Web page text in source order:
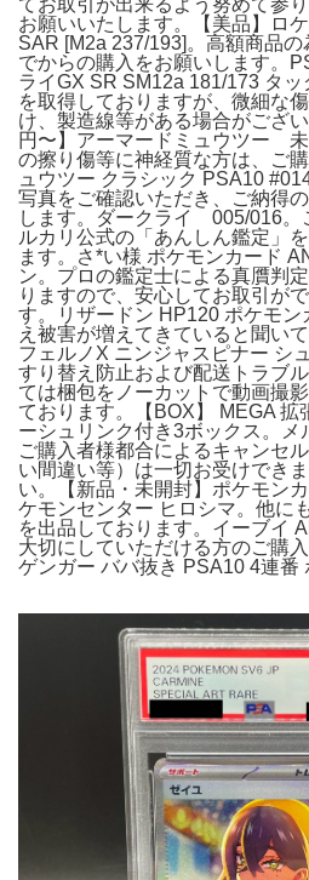
お願いいたします。【美品】ロ
SAR [M2a 237/193]。高額商品
でからの購入をお願いします。
ライGX SR SM12a 181/173 タッ
を取得しておりますが、微細な
け、製造線等がある場合がござ
円〜】アーマードミュウツー
の擦り傷等に神経質な方は、ご
ュウツー クラシック PSA10
写真をご確認いただき、ご納得
します。ダークライ 005/016。
ルカリ公式の「あんしん鑑定」
ます。さ*い様 ポケモンカード
ン。プロの鑑定士による真贋判
りますので、安心してお取引が
す。リザードン HP120 ポケモ
え被害が増えてきていると聞い
フェルノX ニンジャスピナー シ
すり替え防止および配送トラブ
ては梱包をノーカットで動画撮
ております。【BOX】 MEGA 拡
ーシュリンク付き3ボックス。メ
ご購入者様都合によるキャンセ
い間違い等）は一切お受けでき
い。【新品・未開封】ポケモン
ケモンセンター ヒロシマ。他に
を出品しております。イーブイ
大切にしていただける方のご購
ゲンガー ババ抜き PSA10 4連番